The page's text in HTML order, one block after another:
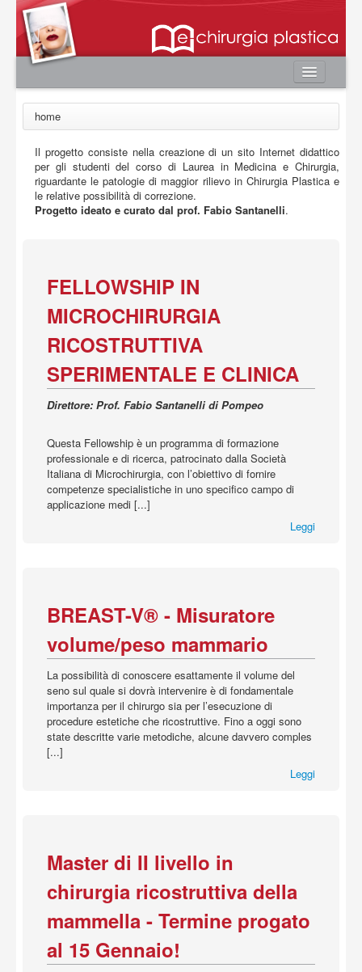
Home
Autori
e-book
Board Editoriale
News
Login
Registrazione
Password smarrita
home
Il progetto consiste nella creazione di un sito Internet didattico
per gli studenti del corso di Laurea in Medicina e Chirurgia,
riguardante le patologie di maggior rilievo in Chirurgia Plastica e
le relative possibilità di correzione.
Progetto ideato e curato dal prof. Fabio Santanelli.
FELLOWSHIP IN
MICROCHIRURGIA
RICOSTRUTTIVA
SPERIMENTALE E CLINICA
Direttore: Prof. Fabio Santanelli di Pompeo
Questa Fellowship è un programma di formazione
professionale e di ricerca, patrocinato dalla Società
Italiana di Microchirurgia, con l’obiettivo di fornire
competenze specialistiche in uno specifico campo di
applicazione medi [...]
Leggi
BREAST-V® - Misuratore
volume/peso mammario
La possibilità di conoscere esattamente il volume del
seno sul quale si dovrà intervenire è di fondamentale
importanza per il chirurgo sia per l’esecuzione di
procedure estetiche che ricostruttive. Fino a oggi sono
state descritte varie metodiche, alcune davvero comples
[...]
Leggi
Master di II livello in
chirurgia ricostruttiva della
mammella - Termine progato
al 15 Gennaio!